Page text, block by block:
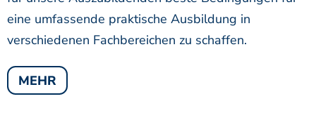
eine umfassende praktische Ausbildung in
verschiedenen Fachbereichen zu schaffen.
MEHR